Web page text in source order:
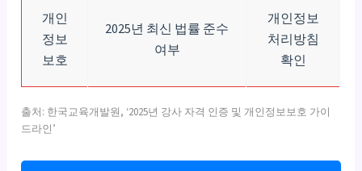
개인
정보
보호
2025년 최신 법률 준수
여부
개인정보
처리방침
확인
출처: 한국교육개발원, ‘2025년 강사 자격 인증 및 개인정보보호 가이
드라인’